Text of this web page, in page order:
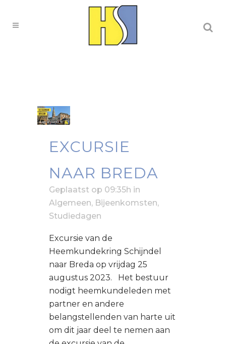
EXCURSIE
NAAR BREDA
Geplaatst op 09:35h in
Algemeen, Bijeenkomsten,
Studiedagen
Excursie van de
Heemkundekring Schijndel
naar Breda op vrijdag 25
augustus 2023. Het bestuur
nodigt heemkundeleden met
partner en andere
belangstellenden van harte uit
om dit jaar deel te nemen aan